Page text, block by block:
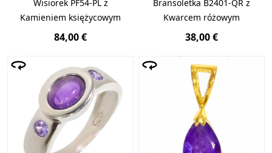
Wisiorek PF54-PL z
Kamieniem księżycowym
84,00 €
Bransoletka B2401-QR z
Kwarcem różowym
38,00 €